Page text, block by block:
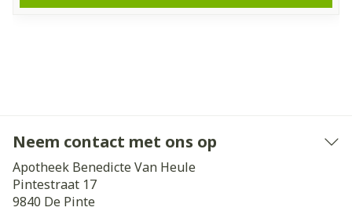
Neem contact met ons op
Apotheek Benedicte Van Heule
Pintestraat 17
9840 De Pinte